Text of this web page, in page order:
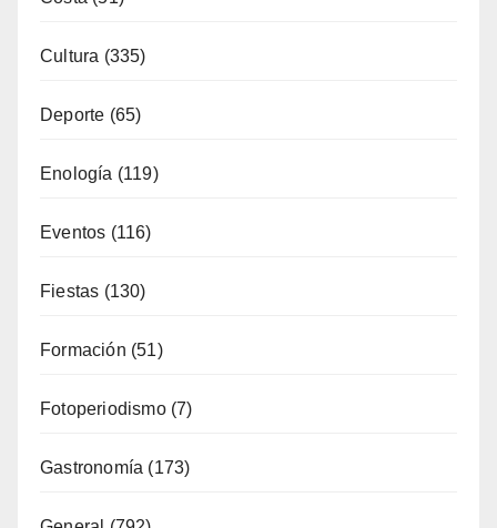
Cultura (335)
(65)
Enología(119)
Eventos (116)
(130)
Formación (51)
Fotoperiodismo
Gastronomía (173)
(792)